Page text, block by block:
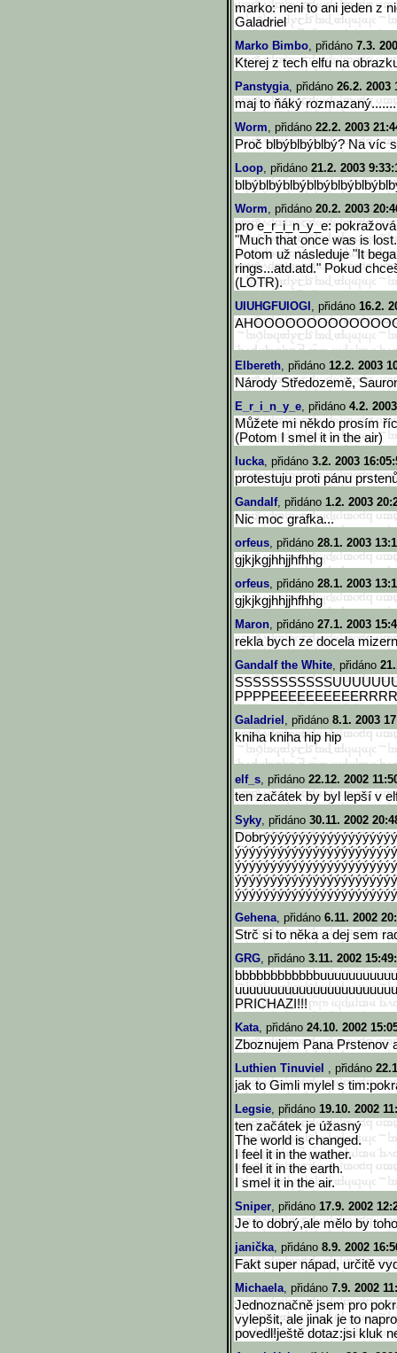
marko: neni to ani jeden z
Galadriel
Marko Bimbo, přidáno 7.3.
Kterej z tech elfu na
Panstygia, přidáno 26.2. 2003
maj to ňáký
Worm, přidáno 22.2. 2003
Proč blbýblbýblbý? Na víc
Loop, přidáno 21.2. 2003
Worm, přidáno 20.2. 2003
pro e_r_i_n_y_e:
"Much that once was is
Potom už následuje "It
rings...atd.atd." Pokud
(LOTR).
UIUHGFUIOGI , přidáno 16.2.
Elbereth, přidáno 12.2. 2003
Národy Středozemě,
E_r_i_n_y_e, přidáno 4.2.
Můžete mi někdo prosím
(Potom I smel it in the air)
lucka, přidáno 3.2. 2003
protestuju proti pánu
Gandalf, přidáno 1.2. 2003
Nic moc grafka...
orfeus, přidáno 28.1. 2003
gjkjkgjhhjjhfhhg
orfeus, přidáno 28.1. 2003
gjkjkgjhhjjhfhhg
Maron, přidáno 27.1. 2003
rekla bych ze docela
Gandalf the White, přidáno
Galadriel , přidáno 8.1. 2003
kniha kniha hip hip
elf_s, přidáno 22.12. 2002
ten začátek by byl lepší v
Syky, přidáno 30.11. 2002
Gehena, přidáno 6.11. 2002
Strč si to něka a dej sem
GRG, přidáno 3.11. 2002
PRICHAZI!!!
Kata, přidáno 24.10. 2002
Zboznujem Pana Prstenov
Luthien Tinuviel , přidáno
jak to Gimli mylel s
Legsie, přidáno 19.10. 2002
ten začátek je úžasný
The world is changed.
I feel it in the wather.
I feel it in the earth.
I smel it in the air.
Sniper, přidáno 17.9. 2002
Je to dobrý,ale mělo by
janička, přidáno 8.9. 2002
Fakt super nápad, určitě
Michaela, přidáno 7.9. 2002
Jednoznačně jsem pro
vylepšit, ale jinak je to
povedl!ještě dotaz:jsi kluk